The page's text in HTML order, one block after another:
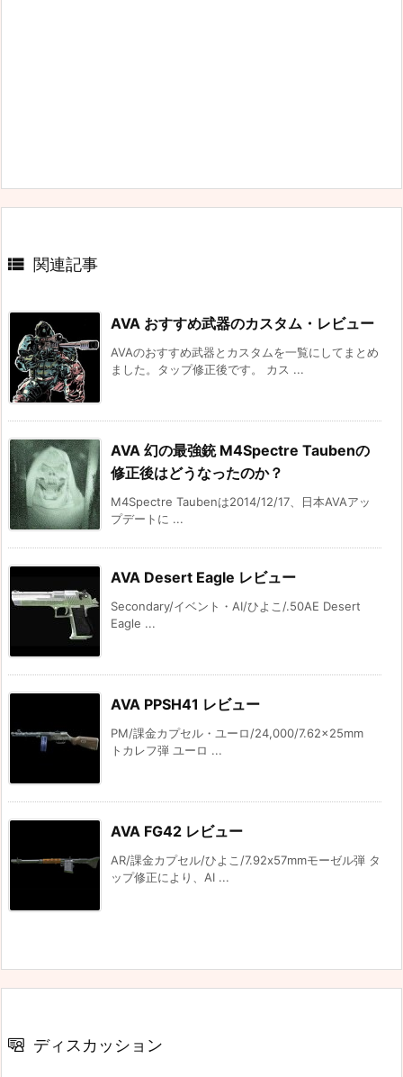
 関連記事
AVA おすすめ武器のカスタム・レビュー
AVAのおすすめ武器とカスタムを一覧にしてまとめ
ました。タップ修正後です。 カス ...
AVA 幻の最強銃 M4Spectre Taubenの
修正後はどうなったのか？
M4Spectre Taubenは2014/12/17、日本AVAアッ
プデートに ...
AVA Desert Eagle レビュー
Secondary/イベント・AI/ひよこ/.50AE Desert
Eagle ...
AVA PPSH41 レビュー
PM/課金カプセル・ユーロ/24,000/7.62×25mm
トカレフ弾 ユーロ ...
AVA FG42 レビュー
AR/課金カプセル/ひよこ/7.92x57mmモーゼル弾 タ
ップ修正により、AI ...
ディスカッション